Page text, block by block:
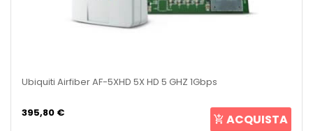
Ubiquiti Airfiber AF-5XHD 5X HD 5 GHZ 1Gbps
395,80 €
ACQUISTA